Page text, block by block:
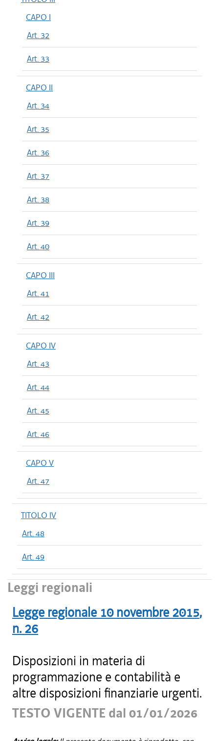
CAPO I
Art. 32
Art. 33
CAPO II
Art. 34
Art. 35
Art. 36
Art. 37
Art. 38
Art. 39
Art. 40
CAPO III
Art. 41
Art. 42
CAPO IV
Art. 43
Art. 44
Art. 45
Art. 46
CAPO V
Art. 47
TITOLO IV
Art. 48
Art. 49
Leggi regionali
Legge regionale 10 novembre 2015,
n. 26
Disposizioni in materia di
programmazione e contabilità e
altre disposizioni finanziarie urgenti.
TESTO VIGENTE dal 01/01/2026